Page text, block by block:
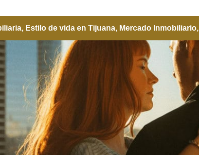
, Estilo de vida en Tijuana, Mercado Inmobiliario,